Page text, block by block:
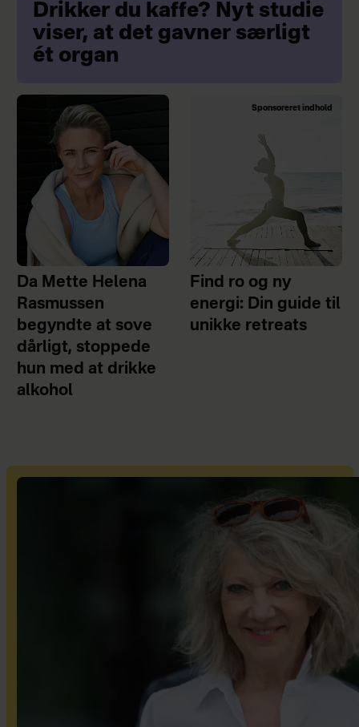
Drikker du kaffe? Nyt studie
viser, at det gavner særligt
ét organ
Da Mette Helena
Rasmussen
begyndte at sove
dårligt, stoppede
hun med at drikke
alkohol
Sponsoreret indhold
Find ro og ny
energi: Din guide til
unikke retreats